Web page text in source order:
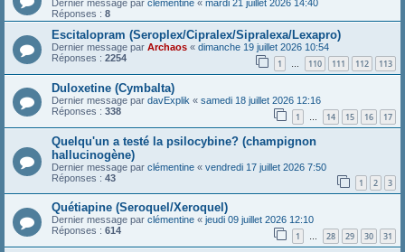
Dernier message par clémentine « mardi 21 juillet 2026 14:40
Réponses : 8
Escitalopram (Seroplex/Cipralex/Sipralexa/Lexapro)
Dernier message par Archaos « dimanche 19 juillet 2026 10:54
Réponses : 2254 1 … 110 111 112 113
Duloxetine (Cymbalta)
Dernier message par davExplik « samedi 18 juillet 2026 12:16
Réponses : 338 1 … 14 15 16 17
Quelqu'un a testé la psilocybine? (champignon
hallucinogène)
Dernier message par clémentine « vendredi 17 juillet 2026 7:50
Réponses : 43 1 2 3
Quétiapine (Seroquel/Xeroquel)
Dernier message par clémentine « jeudi 09 juillet 2026 12:10
Réponses : 614 1 … 28 29 30 31